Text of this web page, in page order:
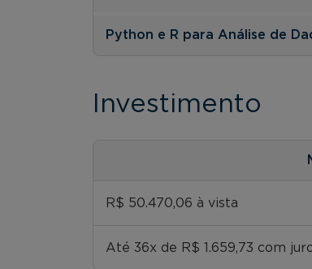
Python e R para Análise de
Investimento
R$ 50.470,06 à vista
Até 36x de R$ 1.659,73 com